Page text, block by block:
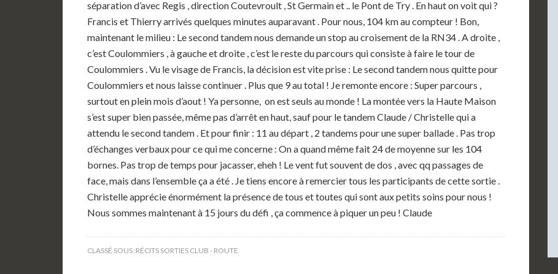
séparation d’avec Regis , direction Coutevroult , St Germain et .. le Pont de Try . En haut on voit qui ?
Francis et Thierry arrivés quelques minutes auparavant . Pour nous, 104 km au compteur ! Bon,
maintenant le milieu : Le second tandem nous demande un stop au croisement de la RN34 . A droite ,
c’est Coulommiers , à gauche et droite , c’est le reste du parcours qui consiste à faire le tour de
Coulommiers . Vu le visage de Francis, la décision est vite prise : Le second tandem nous quitte pour
Coulommiers et nous laisse continuer . Plus que 9 au total ! Je remonte encore : Super parcours ,
surtout en plein mois d’aout ! Ya personne, on est seuls au monde ! La montée vers la Haute Maison
s’est super bien passée, même pas d’arrêt en haut, sauf pour le tandem Claude / Christelle qui a
attendu le second tandem . Et pour finir : 11 au départ , 2 tandems pour une super ballade . Pas trop
d’échanges verbaux pour ce qui me concerne : On a quand même fait 24 de moyenne sur les 104
bornes. Pas trop de temps pour jacasser, eheh ! Le vent fut souvent de dos , avec qq passages de
face, mais dans l’ensemble ça a été . Je tiens encore à remercier tous les participants de cette sortie .
Christelle apprécie énormément la présence de tous et toutes qui sont aux petits soins pour nous !
Nous sommes maintenant à 15 jours du défi , ça commence à piquer un peu ! Claude
CLASSÉ SOUS :RÉCITS SORTIES CLUB - ROUTE